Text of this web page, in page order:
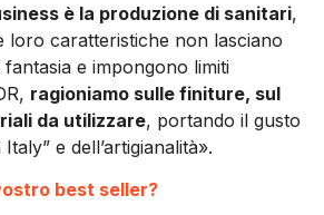
è la produzione di sanitari,
loro caratteristiche non lasciano
e impongono limiti
ragioniamo sulle finiture, sul
da utilizzare, portando il gusto
e dell’artigianalità».
best seller?